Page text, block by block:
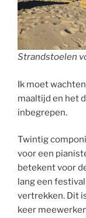
Strandstoelen
Ik moet
maaltijd en het
inbegrepen.
Twintig
voor een
betekent voor
lang een
vertrekken. Dit
keer